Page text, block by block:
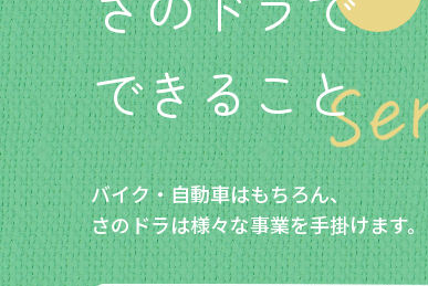
できること
バイク・自動車はもちろん、
さのドラは様々な事業を手掛けます。